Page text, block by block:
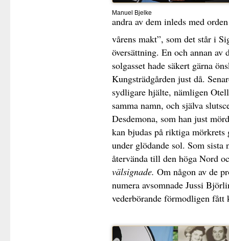
Manuel Bjelke
andra av dem inleds med
vårens makt”, som det står i
översättning. En och annan av
solgasset hade säkert gärna
Kungsträdgården just då.
sydligare hjälte, nämligen
samma namn, och själva
Desdemona, som han just
kan bjudas på riktiga
under glödande sol. Som sista
återvända till den höga Nord
välsignade. Om någon av de
numera avsomnade Jussi
vederbörande förmodligen fått